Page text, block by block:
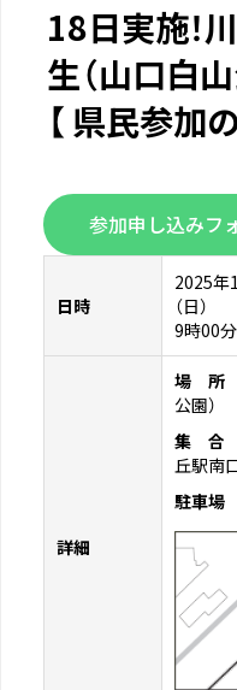
18日実施！
生（山口白
【 県民参加
参加申し込みフ
日時
2025年
（日）
9時00
詳細
場 所
公園）
集 合
丘駅南
駐車場